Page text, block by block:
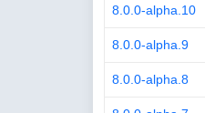
8.0.0-alpha.10
8.0.0-alpha.9
8.0.0-alpha.8